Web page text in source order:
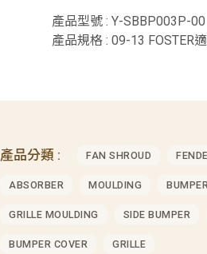
產品型號 : Y-SBBP003P-00
產品規格 : 09-13 FOSTER
產品分類 : FAN SHROUD
ABSORBER MOULDING
GRILLE MOULDING SIDE BUMPER
BUMPER COVER GRILLE